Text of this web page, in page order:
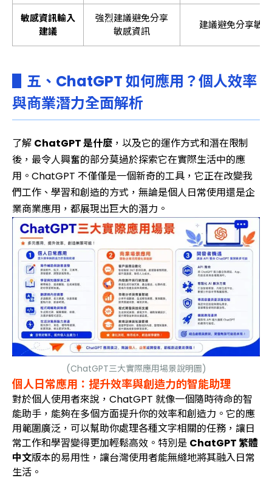
敏感資訊輸入
建議
強烈建議避免分享
敏感資訊
建議避免分享敏
▋五、ChatGPT 如何應用？個人效率
與商業潛力全面解析
了解 ChatGPT 是什麼 ，以及它的運作方式和潛在限制
後，最令人興奮的部分莫過於探索它在實際生活中的應
用。ChatGPT 不僅僅是一個新奇的工具，它正在改變我
們工作、學習和創造的方式，無論是個人日常使用還是企
業商業應用，都展現出巨大的潛力。
(ChatGPT三大實際應用場景說明圖)
個人日常應用：提升效率與創造力的智能助理
對於個人使用者來說，ChatGPT 就像一個隨時待命的智
能助手，能夠在多個方面提升你的效率和創造力。它的應
用範圍廣泛，可以幫助你處理各種文字相關的任務，讓日
常工作和學習變得更加輕鬆高效。特別是 ChatGPT 繁體
中文版本的易用性，讓台灣使用者能無縫地將其融入日常
生活。